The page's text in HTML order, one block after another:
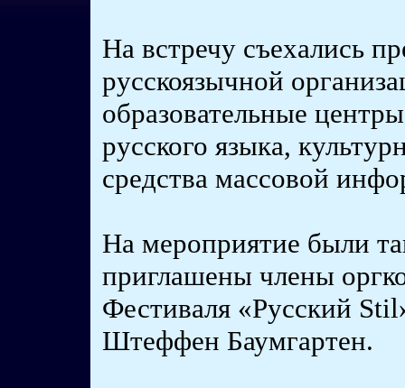
На встречу съехались
русскоязычной
образовательные
русского языка,
средства массовой
На мероприятие были
приглашены члены
Фестиваля «Русский
Штеффен Баумгартен.